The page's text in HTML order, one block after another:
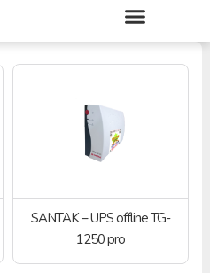
SANTAK – UPS offline TG-
1250 pro